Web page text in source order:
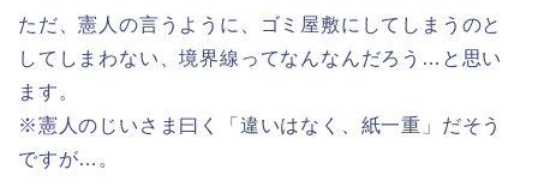
ただ、憲人の言うように、ゴミ屋敷にしてしまうのと
してしまわない、境界線ってなんなんだろう…と思い
ます。
※憲人のじいさま曰く「違いはなく、紙一重」だそう
ですが…。